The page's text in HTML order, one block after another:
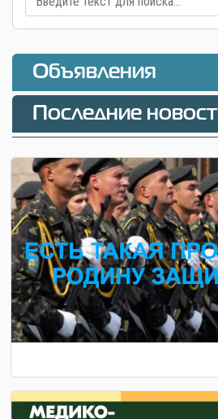
Объявления
Последние